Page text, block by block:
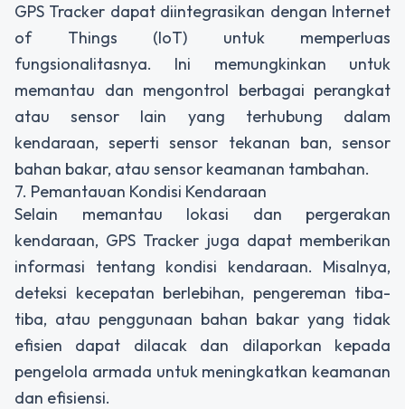
GPS Tracker dapat diintegrasikan dengan Internet
of Things (IoT) untuk memperluas
fungsionalitasnya. Ini memungkinkan untuk
memantau dan mengontrol berbagai perangkat
atau sensor lain yang terhubung dalam
kendaraan, seperti sensor tekanan ban, sensor
bahan bakar, atau sensor keamanan tambahan.
7. Pemantauan Kondisi Kendaraan
Selain memantau lokasi dan pergerakan
kendaraan, GPS Tracker juga dapat memberikan
informasi tentang kondisi kendaraan. Misalnya,
deteksi kecepatan berlebihan, pengereman tiba-
tiba, atau penggunaan bahan bakar yang tidak
efisien dapat dilacak dan dilaporkan kepada
pengelola armada untuk meningkatkan keamanan
dan efisiensi.